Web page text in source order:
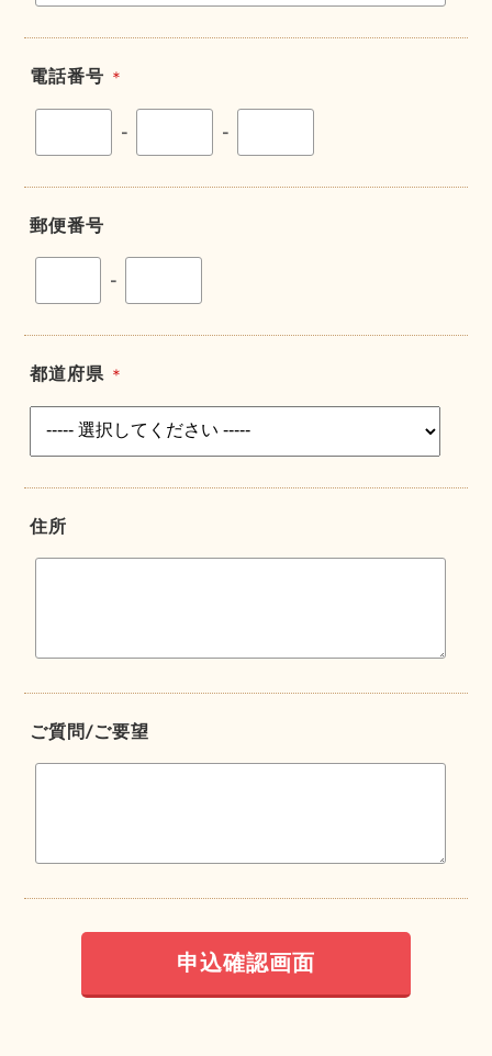
電話番号 ＊
- -
郵便番号
-
都道府県 ＊
住所
ご質問/ご要望